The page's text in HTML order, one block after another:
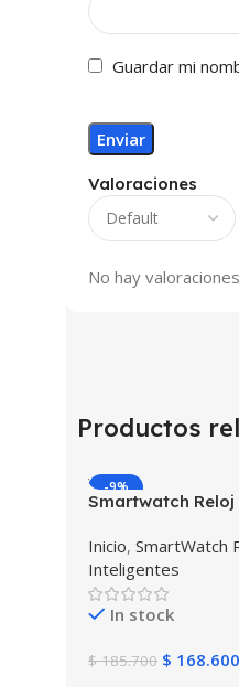
Valoraciones
No hay
Guardar mi
Productos
-9%
Smartwatch
(Smartwatch p70)
Android IOS
Inicio, SmartWatch
Inteligentes
In stock
$185.700 $ 168.600